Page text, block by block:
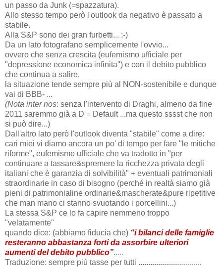
un passo da Junk (=spazzatura).
Allo stesso tempo però l'outlook da negativo è passato a
stabile.
Alla S&P sono dei gran furbetti... ;-)
Da un lato fotografano semplicemente l'ovvio...
ovvero che senza crescita (eufemismo ufficiale per
"depressione economica infinita") e con il debito pubblico
che continua a salire,
la situazione tende sempre più al NON-sostenibile e dunque
vai di BBB- ...
(Nota inter nos: senza l'intervento di Draghi, almeno da fine
2011 saremmo già a D = Default ...ma questo sssst che non
si può dire...)
Dall'altro lato però l'outlook diventa "stabile" come a dire:
cari miei vi diamo ancora un po' di tempo per fare "le mitiche
riforme", eufemismo ufficiale che va tradotto in "per
continuare a tassare&spremere la ricchezza privata degli
italiani che è garanzia di solvibilità" + eventuali patrimoniali
straordinarie in caso di bisogno (perché in realtà siamo già
pieni di patrimonialine ordinarie&mascherate&pure ripetitive
che man mano ci stanno svuotando i porcellini...)
La stessa S&P ce lo fa capire nemmeno troppo
"velatamente"
quando dice: (abbiamo fiducia che) “i bilanci delle famiglie
resteranno abbastanza forti da assorbire ulteriori
aumenti del debito pubblico”.....
Traduzione: sempre più tasse per tutti ................................